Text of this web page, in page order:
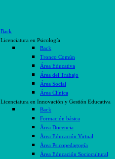
Back
Licenciatura en Psicología
Back
Tronco Común
Área Educativa
Área del Trabajo
Área Social
Área Clínica
Licenciatura en Innovación y Gestión Educativa
Back
Formación básica
Área Docencia
Área Educación Virtual
Área Psicopedagogía
Área Educación Sociocultural